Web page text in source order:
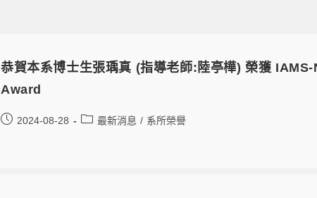
恭賀本系博士生張瑀真 (指導老師:陸亭樺) 榮獲
Award
2024-08-28 最新消息 / 系所榮譽